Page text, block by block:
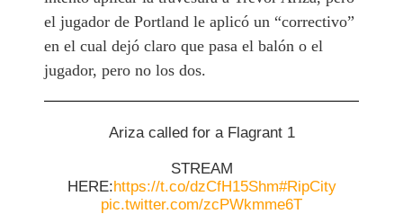
el jugador de Portland le aplicó un “correctivo”
en el cual dejó claro que pasa el balón o el
jugador, pero no los dos.
Ariza called for a Flagrant 1
STREAM
HERE:https://t.co/dzCfH15Shm#RipCity
pic.twitter.com/zcPWkmme6T